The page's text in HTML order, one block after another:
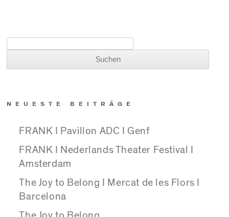
NEUESTE BEITRÄGE
FRANK I Pavillon ADC I Genf
FRANK I Nederlands Theater Festival I
Amsterdam
The Joy to Belong I Mercat de les Flors I
Barcelona